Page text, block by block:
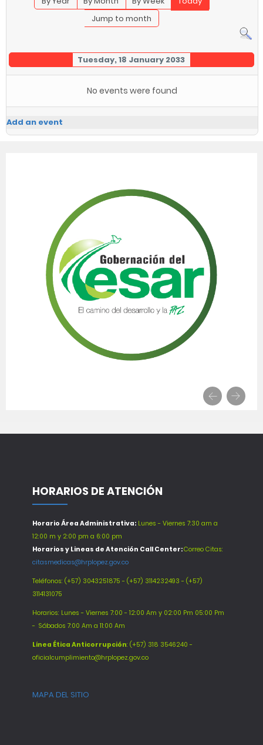
Jump to month
Tuesday, 18 January 2033
No events were found
Add an event
HORARIOS DE ATENCIÓN
Horario Área Administrativa: Lunes - Viernes 7:30 am a
12:00 m y 2:00 pm a 6:00 pm
Horarios y Lineas de Atención Call Center:Correo Citas:
citasmedicas@hrplopez.gov.co
Teléfonos: (+57) 3043251875 - (+57) 3114232493 - (+57)
3114131075
Horarios: Lunes - Viernes 7:00 - 12:00 Am y 02:00 Pm 05:00 Pm
- Sábados 7:00 Am a 11:00 Am
Línea Ética Anticorrupción: (+57) 318 3546240 -
oficialcumplimiento@hrplopez.gov.co
MAPA DEL SITIO